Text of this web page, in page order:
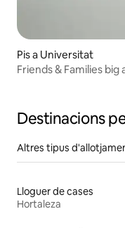
Pis a Universitat
Friends & Families
Destinacions
Altres tipus
Lloguer de cases
Hortaleza